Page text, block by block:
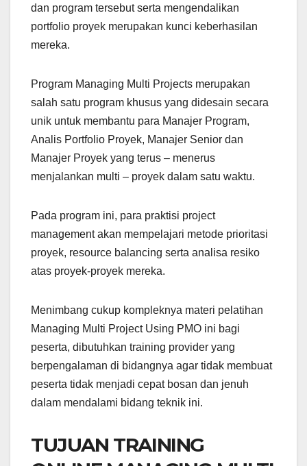
dan program tersebut serta mengendalikan
portfolio proyek merupakan kunci keberhasilan
mereka.
Program Managing Multi Projects merupakan
salah satu program khusus yang didesain secara
unik untuk membantu para Manajer Program,
Analis Portfolio Proyek, Manajer Senior dan
Manajer Proyek yang terus – menerus
menjalankan multi – proyek dalam satu waktu.
Pada program ini, para praktisi project
management akan mempelajari metode prioritasi
proyek, resource balancing serta analisa resiko
atas proyek-proyek mereka.
Menimbang cukup kompleknya materi pelatihan
Managing Multi Project Using PMO ini bagi
peserta, dibutuhkan training provider yang
berpengalaman di bidangnya agar tidak membuat
peserta tidak menjadi cepat bosan dan jenuh
dalam mendalami bidang teknik ini.
TUJUAN TRAINING